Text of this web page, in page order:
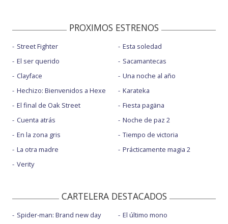
PROXIMOS ESTRENOS
Street Fighter
El ser querido
Clayface
Hechizo: Bienvenidos a Hexe
El final de Oak Street
Cuenta atrás
En la zona gris
La otra madre
Verity
Esta soledad
Sacamantecas
Una noche al año
Karateka
Fiesta pagäna
Noche de paz 2
Tiempo de victoria
Prácticamente magia 2
CARTELERA DESTACADOS
Spider-man: Brand new day
El último mono